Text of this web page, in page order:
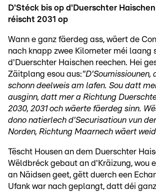
D'Stéck bis op d'Duerschter
réischt 2031 op
Wann e ganz fäerdeg ass, wäert de
nach knapp zwee Kilometer méi laang
d'Duerschter Haischen reechen. Hei
Zäitplang esou aus:"D'Soumissiounen,
schonn deelweis am lafen. Sou datt
ausginn, datt mer a Richtung
2030, 2031 och wäerte fäerdeg sinn.
dono natierlech d'Securisatioun vun
Norden, Richtung Maarnech wäert
Tëscht Housen an dem Duerschter
Wëldbréck gebaut an d'Kräizung, wou
an Näidsen geet, gëtt duerch een
Ufank war nach geplangt, datt déi